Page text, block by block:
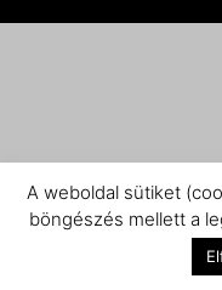
A weboldal sütiket
böngészés mellett a